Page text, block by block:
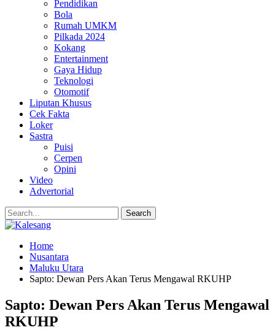
Pendidikan
Bola
Rumah UMKM
Pilkada 2024
Kokang
Entertainment
Gaya Hidup
Teknologi
Otomotif
Liputan Khusus
Cek Fakta
Loker
Sastra
Puisi
Cerpen
Opini
Video
Advertorial
Home
Nusantara
Maluku Utara
Sapto: Dewan Pers Akan Terus Mengawal RKUHP
Sapto: Dewan Pers Akan Terus Mengawal
RKUHP